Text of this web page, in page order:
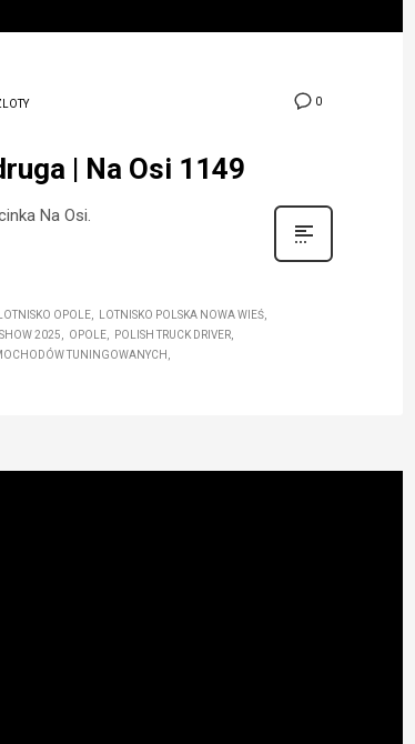
0
| Na Osi 1149
Na Osi.
LOTNISKO OPOLE
LOTNISKO POLSKA NOWA WIEŚ
SHOW 2025 OPOLE
POLISH TRUCK DRIVER
TUNINGOWANYCH